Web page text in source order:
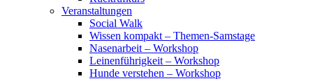
Veranstaltungen
Social Walk
Wissen kompakt – Themen-Samstage
Nasenarbeit – Workshop
Leinenführigkeit – Workshop
Hunde verstehen – Workshop